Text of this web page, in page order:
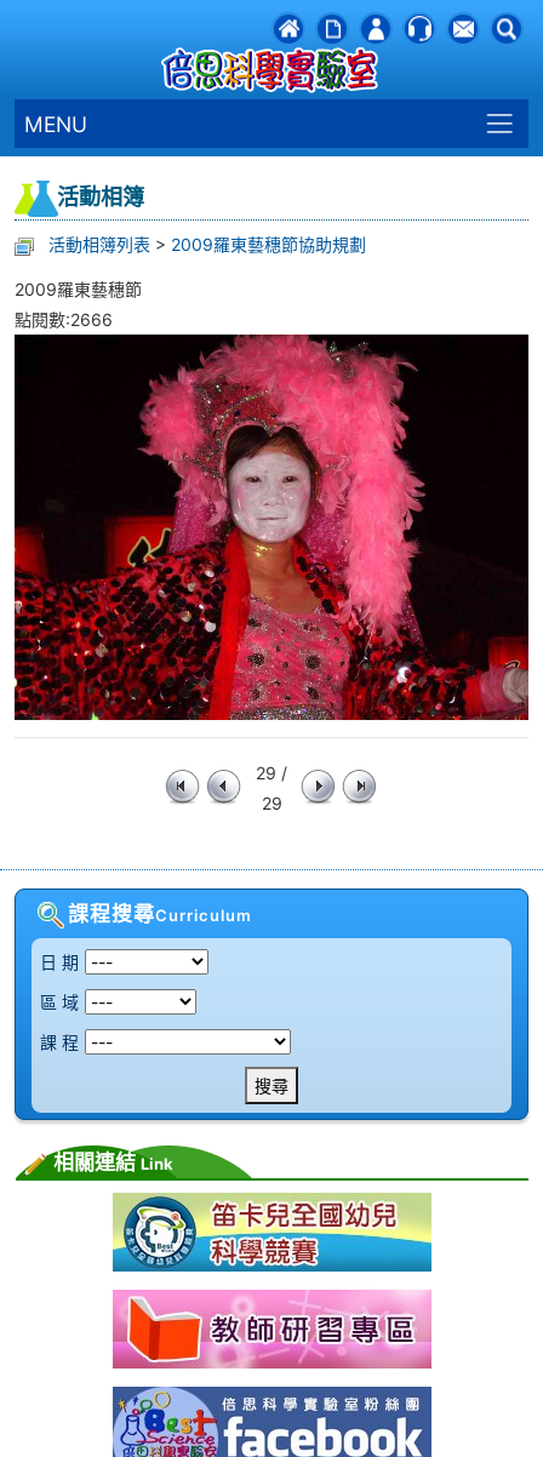
MENU
活動相簿
活動相簿列表 > 2009羅東藝穗節協助規劃
2009羅東藝穗節
點閱數:2666
29 /
29
課程搜尋Curriculum
日 期
區 域
課 程
搜尋
相關連結Link